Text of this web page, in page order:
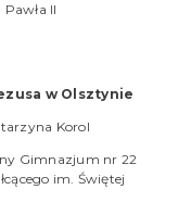
II
w Olsztynie
Korol
Gimnazjum nr 22
im. Świętej